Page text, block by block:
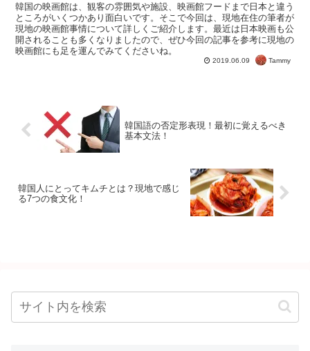
韓国の映画館は、観客の雰囲気や施設、映画館フードまで日本と違う
ところがいくつかあり面白いです。そこで今回は、現地在住の筆者が
現地の映画館事情について詳しくご紹介します。最近は日本映画も公
開されることも多くなりましたので、ぜひ今回の記事を参考に現地の
映画館にも足を運んでみてくださいね。
2019.06.09 Tammy
韓国語の否定形表現！最初に覚えるべき
基本文法！
韓国人にとってキムチとは？現地で感じ
る7つの食文化！